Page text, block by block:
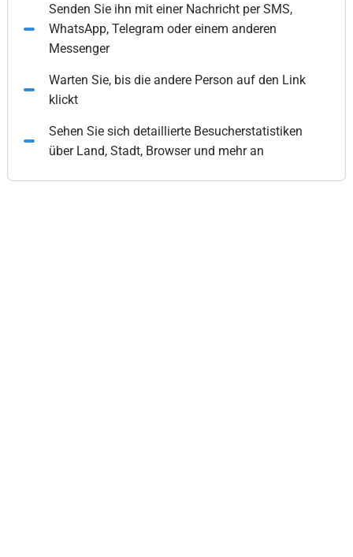
Senden Sie ihn mit einer Nachricht per SMS,
WhatsApp, Telegram oder einem anderen
Messenger
Warten Sie, bis die andere Person auf den Link
klickt
Sehen Sie sich detaillierte Besucherstatistiken
über Land, Stadt, Browser und mehr an